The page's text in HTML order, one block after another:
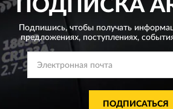
ПОДПИСКА
Подпишись, чтобы получать
предложениях, поступлениях,
ПОДПИСАТЬСЯ